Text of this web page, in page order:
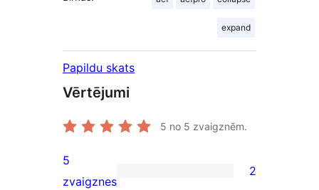
expand
Papildu skats
Vērtējumi
5 no 5 zvaigznēm.
2
5
zvaigznes
2